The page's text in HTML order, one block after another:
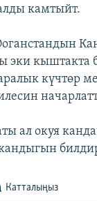
камтыйт.
эки кыштакта
күчтөр
ал окуя
Катталыңыз